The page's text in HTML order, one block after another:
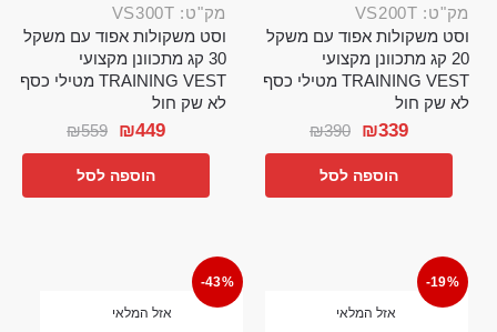
מק"ט: VS200T
וסט משקולות אפוד עם משקל
20 קג מתכוונן מקצועי
TRAINING VEST מטילי כסף
לא שק חול
₪390 ₪339
הוספה לסל
מק"ט: VS300T
וסט משקולות אפוד עם משקל
30 קג מתכוונן מקצועי
TRAINING VEST מטילי כסף
לא שק חול
₪559 ₪449
הוספה לסל
-19%
אזל המלאי
-43%
אזל המלאי